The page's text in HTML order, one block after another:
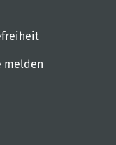
melden